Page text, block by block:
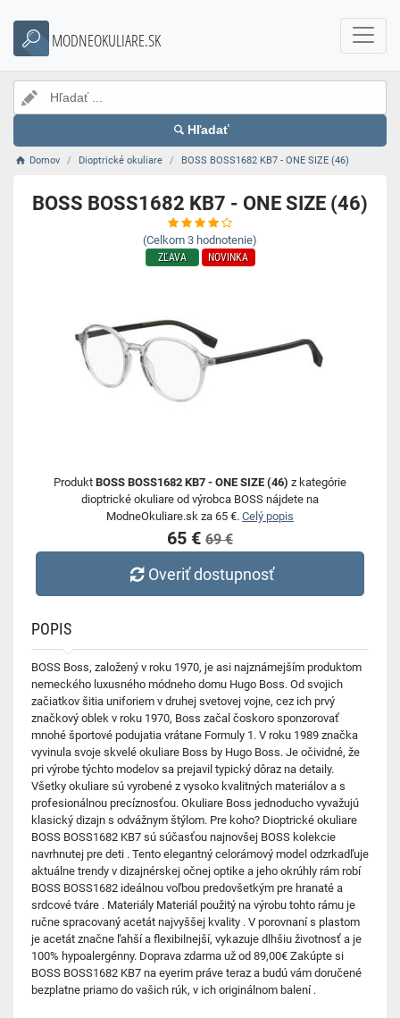
MODNEOKULIARE.SK
Hľadať
Domov Dioptrické okuliare BOSS BOSS1682 KB7 - ONE SIZE (46)
BOSS BOSS1682 KB7 - ONE SIZE (46)
(Celkom 3 hodnotenie)
ZĽAVA NOVINKA
Produkt BOSS BOSS1682 KB7 - ONE SIZE (46) z kategórie
dioptrické okuliare od výrobca BOSS nájdete na
ModneOkuliare.sk za 65 €. Celý popis
65 € 69 €
Overiť dostupnosť
POPIS
BOSS Boss, založený v roku 1970, je asi najznámejším produktom
nemeckého luxusného módneho domu Hugo Boss. Od svojich
začiatkov šitia uniforiem v druhej svetovej vojne, cez ich prvý
značkový oblek v roku 1970, Boss začal čoskoro sponzorovať
mnohé športové podujatia vrátane Formuly 1. V roku 1989 značka
vyvinula svoje skvelé okuliare Boss by Hugo Boss. Je očividné, že
pri výrobe týchto modelov sa prejavil typický dôraz na detaily.
Všetky okuliare sú vyrobené z vysoko kvalitných materiálov a s
profesionálnou precíznosťou. Okuliare Boss jednoducho vyvažujú
klasický dizajn s odvážnym štýlom. Pre koho? Dioptrické okuliare
BOSS BOSS1682 KB7 sú súčasťou najnovšej BOSS kolekcie
navrhnutej pre deti . Tento elegantný celorámový model odzrkadľuje
aktuálne trendy v dizajnérskej očnej optike a jeho okrúhly rám robí
BOSS BOSS1682 ideálnou voľbou predovšetkým pre hranaté a
srdcové tváre . Materiály Materiál použitý na výrobu tohto rámu je
ručne spracovaný acetát najvyššej kvality . V porovnaní s plastom
je acetát značne ľahší a flexibilnejší, vykazuje dlhšiu životnosť a je
100% hypoalergénny. Doprava zdarma už od 89,00€ Zakúpte si
BOSS BOSS1682 KB7 na eyerim práve teraz a budú vám doručené
bezplatne priamo do vašich rúk, v ich originálnom balení .